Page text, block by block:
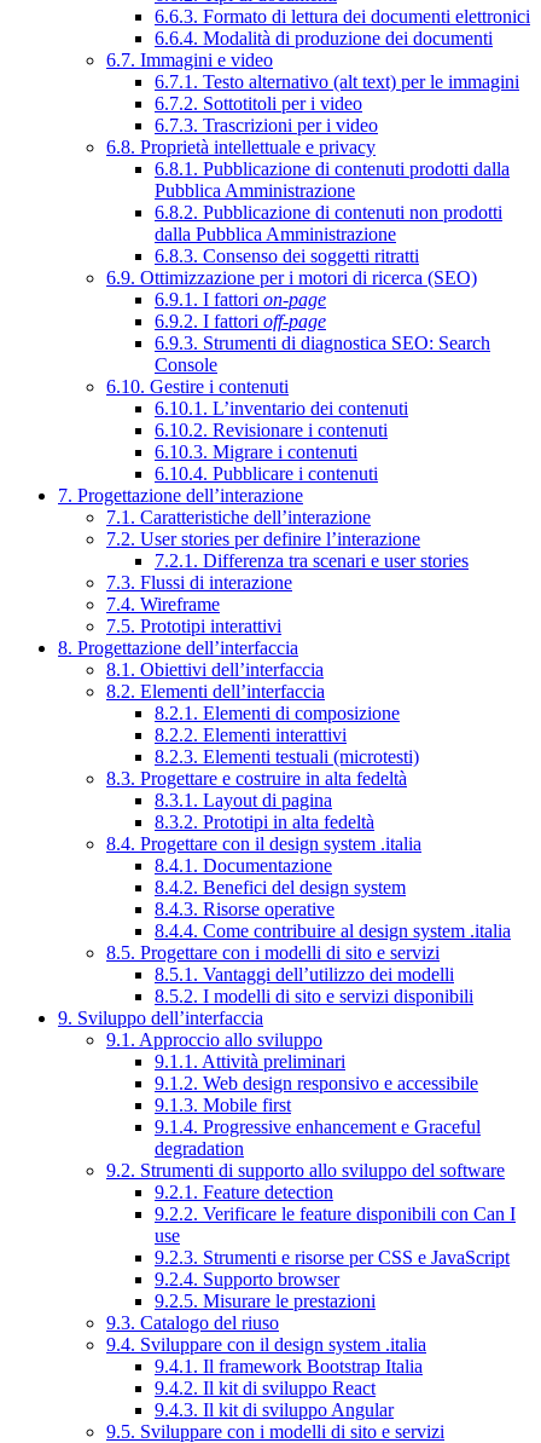
6.6.3. Formato di lettura dei documenti elettronici
6.6.4. Modalità di produzione dei documenti
6.7. Immagini e video
6.7.1. Testo alternativo (alt text) per le immagini
6.7.2. Sottotitoli per i video
6.7.3. Trascrizioni per i video
6.8. Proprietà intellettuale e privacy
6.8.1. Pubblicazione di contenuti prodotti dalla
Pubblica Amministrazione
6.8.2. Pubblicazione di contenuti non prodotti
dalla Pubblica Amministrazione
6.8.3. Consenso dei soggetti ritratti
6.9. Ottimizzazione per i motori di ricerca (SEO)
6.9.1. I fattori on-page
6.9.2. I fattori off-page
6.9.3. Strumenti di diagnostica SEO: Search
Console
6.10. Gestire i contenuti
6.10.1. L’inventario dei contenuti
6.10.2. Revisionare i contenuti
6.10.3. Migrare i contenuti
6.10.4. Pubblicare i contenuti
7. Progettazione dell’interazione
7.1. Caratteristiche dell’interazione
7.2. User stories per definire l’interazione
7.2.1. Differenza tra scenari e user stories
7.3. Flussi di interazione
7.4. Wireframe
7.5. Prototipi interattivi
8. Progettazione dell’interfaccia
8.1. Obiettivi dell’interfaccia
8.2. Elementi dell’interfaccia
8.2.1. Elementi di composizione
8.2.2. Elementi interattivi
8.2.3. Elementi testuali (microtesti)
8.3. Progettare e costruire in alta fedeltà
8.3.1. Layout di pagina
8.3.2. Prototipi in alta fedeltà
8.4. Progettare con il design system .italia
8.4.1. Documentazione
8.4.2. Benefici del design system
8.4.3. Risorse operative
8.4.4. Come contribuire al design system .italia
8.5. Progettare con i modelli di sito e servizi
8.5.1. Vantaggi dell’utilizzo dei modelli
8.5.2. I modelli di sito e servizi disponibili
9. Sviluppo dell’interfaccia
9.1. Approccio allo sviluppo
9.1.1. Attività preliminari
9.1.2. Web design responsivo e accessibile
9.1.3. Mobile first
9.1.4. Progressive enhancement e Graceful
degradation
9.2. Strumenti di supporto allo sviluppo del software
9.2.1. Feature detection
9.2.2. Verificare le feature disponibili con Can I
use
9.2.3. Strumenti e risorse per CSS e JavaScript
9.2.4. Supporto browser
9.2.5. Misurare le prestazioni
9.3. Catalogo del riuso
9.4. Sviluppare con il design system .italia
9.4.1. Il framework Bootstrap Italia
9.4.2. Il kit di sviluppo React
9.4.3. Il kit di sviluppo Angular
9.5. Sviluppare con i modelli di sito e servizi